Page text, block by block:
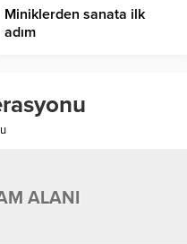
Miniklerden sanata ilk
adım
ALANI